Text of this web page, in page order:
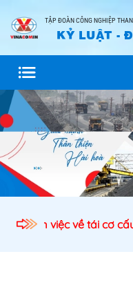
TẬP ĐOÀN CÔNG NGHIỆP
KỶ LUẬT -
làm việc về tái cơ cấu